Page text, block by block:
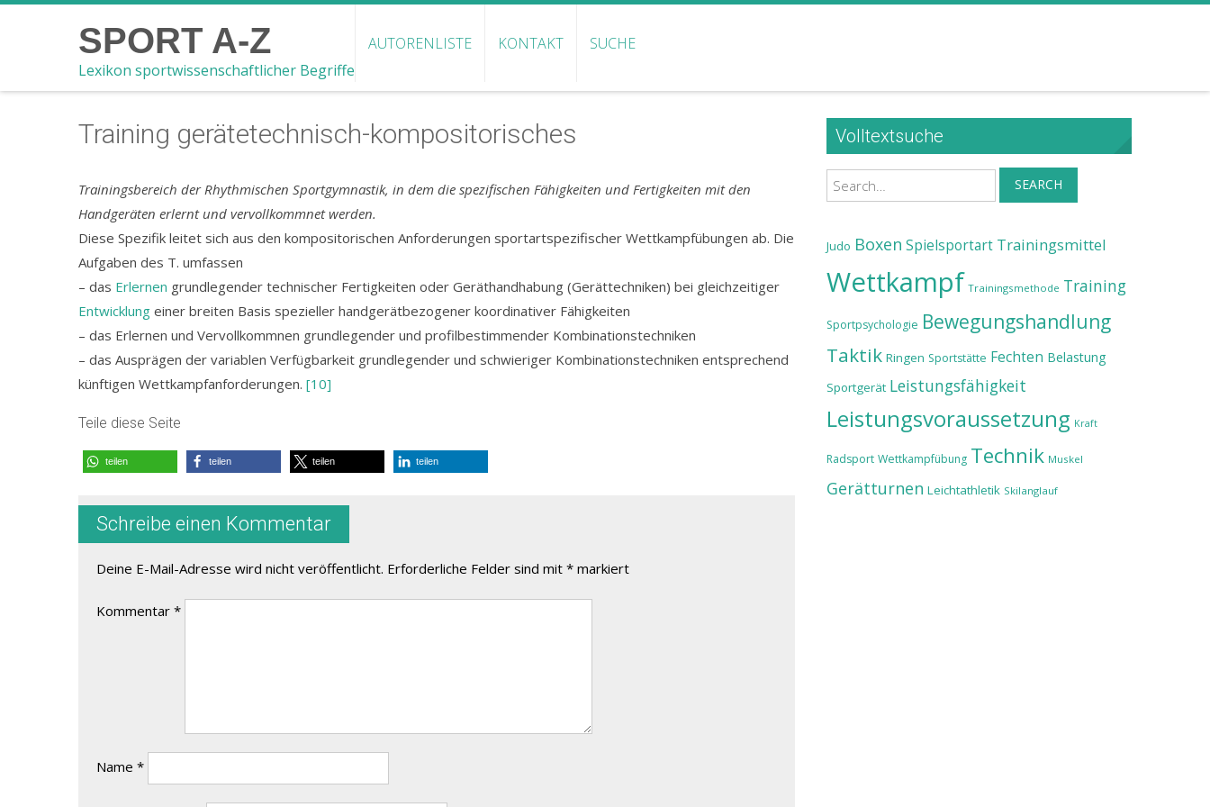
SPORT A-Z
Lexikon sportwissenschaftlicher Begriffe
AUTORENLISTE KONTAKT SUCHE
Training gerätetechnisch-kompositorisches
Trainingsbereich der Rhythmischen Sportgymnastik, in dem die spezifischen Fähigkeiten und Fertigkeiten mit den
Handgeräten erlernt und vervollkommnet werden.
Diese Spezifik leitet sich aus den kompositorischen Anforderungen sportartspezifischer Wettkampfübungen ab. Die
Aufgaben des T. umfassen
– das Erlernen grundlegender technischer Fertigkeiten oder Geräthandhabung (Gerättechniken) bei gleichzeitiger
Entwicklung einer breiten Basis spezieller handgerätbezogener koordinativer Fähigkeiten
– das Erlernen und Vervollkommnen grundlegender und profilbestimmender Kombinationstechniken
– das Ausprägen der variablen Verfügbarkeit grundlegender und schwieriger Kombinationstechniken entsprechend
künftigen Wettkampfanforderungen. [10]
Teile diese Seite
teilen teilen teilen teilen
Schreibe einen Kommentar
Deine E-Mail-Adresse wird nicht veröffentlicht. Erforderliche Felder sind mit * markiert
Kommentar *
Name *
Volltextsuche
Search SEARCH
Judo Boxen Spielsportart Trainingsmittel
Wettkampf Trainingsmethode Training
Sportpsychologie Bewegungshandlung
Taktik Ringen Sportstätte Fechten Belastung
Sportgerät Leistungsfähigkeit
Leistungsvoraussetzung Kraft
Radsport Wettkampfübung Technik Muskel
Gerätturnen Leichtathletik Skilanglauf